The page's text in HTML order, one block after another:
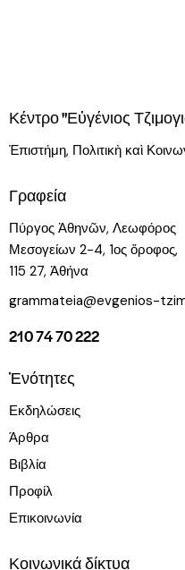
Κέντρο "Εὐγένιος
Ἐπιστήμη, Πολιτικὴ καὶ
Γραφεία
Πύργος Ἀθηνῶν, Λεωφόρος
Μεσογείων 2-4, 1ος ὄροφος,
115 27, Ἀθήνα
grammateia@evgenios-
210 74 70 222
Ἑνότητες
Εκδηλώσεις
Άρθρα
Βιβλία
Προφίλ
Επικοινωνία
Κοινωνικά δίκτυα